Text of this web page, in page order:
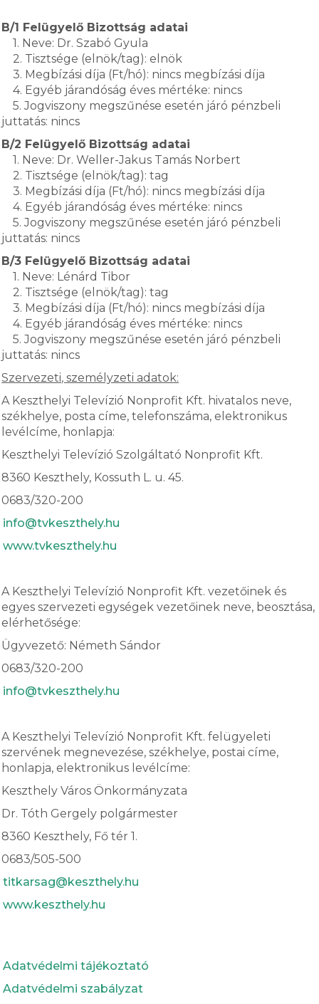
B/1 Felügyelő Bizottság adatai
1. Neve: Dr. Szabó Gyula
2. Tisztsége (elnök/tag): elnök
3. Megbízási díja (Ft/hó): nincs megbízási díja
4. Egyéb járandóság éves mértéke: nincs
5. Jogviszony megszűnése esetén járó pénzbeli
juttatás: nincs
B/2 Felügyelő Bizottság adatai
1. Neve: Dr. Weller-Jakus Tamás Norbert
2. Tisztsége (elnök/tag): tag
3. Megbízási díja (Ft/hó): nincs megbízási díja
4. Egyéb járandóság éves mértéke: nincs
5. Jogviszony megszűnése esetén járó pénzbeli
juttatás: nincs
B/3 Felügyelő Bizottság adatai
1. Neve: Lénárd Tibor
2. Tisztsége (elnök/tag): tag
3. Megbízási díja (Ft/hó): nincs megbízási díja
4. Egyéb járandóság éves mértéke: nincs
5. Jogviszony megszűnése esetén járó pénzbeli
juttatás: nincs
Szervezeti, személyzeti adatok:
A Keszthelyi Televízió Nonprofit Kft. hivatalos neve,
székhelye, posta címe, telefonszáma, elektronikus
levélcíme, honlapja:
Keszthelyi Televízió Szolgáltató Nonprofit Kft.
8360 Keszthely, Kossuth L. u. 45.
0683/320-200
info@tvkeszthely.hu
www.tvkeszthely.hu
A Keszthelyi Televízió Nonprofit Kft. vezetőinek és
egyes szervezeti egységek vezetőinek neve, beosztása,
elérhetősége:
Ügyvezető: Németh Sándor
0683/320-200
info@tvkeszthely.hu
A Keszthelyi Televízió Nonprofit Kft. felügyeleti
szervének megnevezése, székhelye, postai címe,
honlapja, elektronikus levélcíme:
Keszthely Város Önkormányzata
Dr. Tóth Gergely polgármester
8360 Keszthely, Fő tér 1.
0683/505-500
titkarsag@keszthely.hu
www.keszthely.hu
Adatvédelmi tájékoztató
Adatvédelmi szabályzat